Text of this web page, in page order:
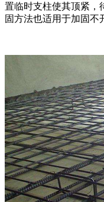
置临时支柱使其顶紧，
固方法也适用于加固不